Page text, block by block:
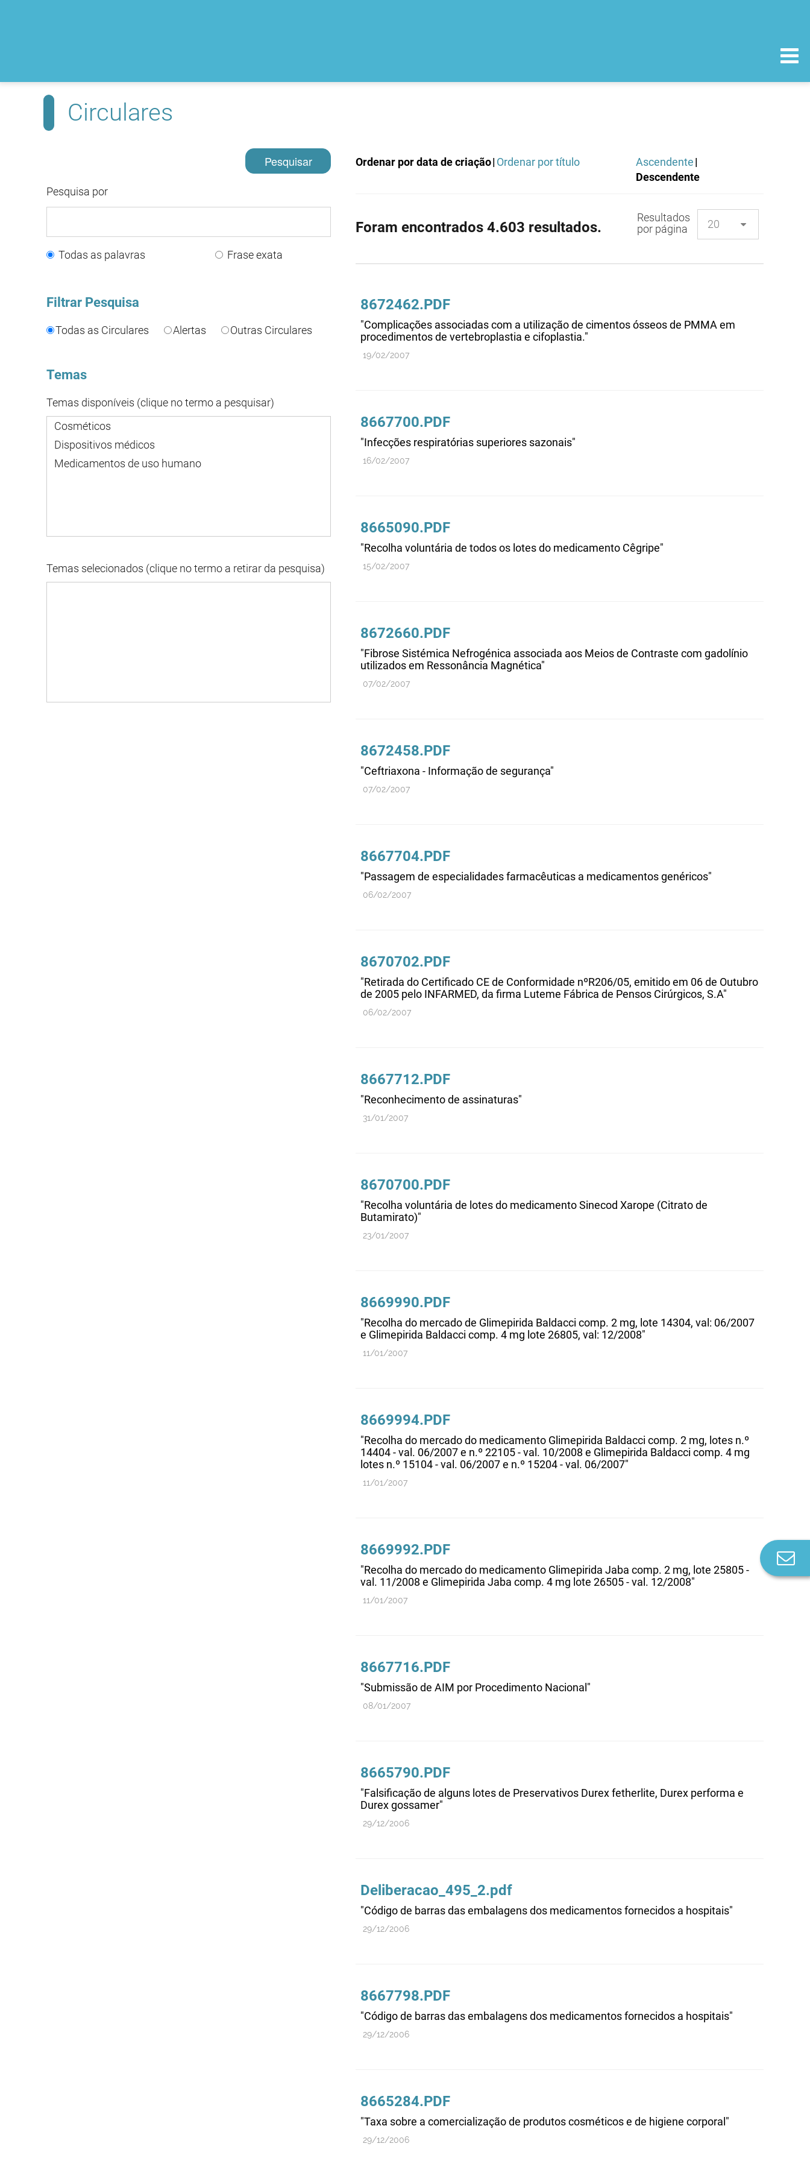
Circulares
Pesquisar
Pesquisa por
Todas as palavras Frase exata
Filtrar Pesquisa
Todas as Circulares Alertas Outras Circulares
Temas
Temas disponíveis (clique no termo a pesquisar)
Cosméticos
Dispositivos médicos
Medicamentos de uso humano
Temas selecionados (clique no termo a retirar da pesquisa)
Ordenar por data de criação| Ordenar por título Ascendente|
Descendente
Foram encontrados 4.603 resultados.
Resultados
por página
8672462.PDF
"Complicações associadas com a utilização de cimentos ósseos de PMMA em
procedimentos de vertebroplastia e cifoplastia."
19/02/2007
8667700.PDF
"Infecções respiratórias superiores sazonais"
16/02/2007
8665090.PDF
"Recolha voluntária de todos os lotes do medicamento Cêgripe"
15/02/2007
8672660.PDF
"Fibrose Sistémica Nefrogénica associada aos Meios de Contraste com gadolínio
utilizados em Ressonância Magnética"
07/02/2007
8672458.PDF
"Ceftriaxona - Informação de segurança"
07/02/2007
8667704.PDF
"Passagem de especialidades farmacêuticas a medicamentos genéricos"
06/02/2007
8670702.PDF
"Retirada do Certificado CE de Conformidade nºR206/05, emitido em 06 de Outubro
de 2005 pelo INFARMED, da firma Luteme Fábrica de Pensos Cirúrgicos, S.A"
06/02/2007
8667712.PDF
"Reconhecimento de assinaturas"
31/01/2007
8670700.PDF
"Recolha voluntária de lotes do medicamento Sinecod Xarope (Citrato de
Butamirato)"
23/01/2007
8669990.PDF
"Recolha do mercado de Glimepirida Baldacci comp. 2 mg, lote 14304, val: 06/2007
e Glimepirida Baldacci comp. 4 mg lote 26805, val: 12/2008"
11/01/2007
8669994.PDF
"Recolha do mercado do medicamento Glimepirida Baldacci comp. 2 mg, lotes n.º
14404 - val. 06/2007 e n.º 22105 - val. 10/2008 e Glimepirida Baldacci comp. 4 mg
lotes n.º 15104 - val. 06/2007 e n.º 15204 - val. 06/2007"
11/01/2007
8669992.PDF
"Recolha do mercado do medicamento Glimepirida Jaba comp. 2 mg, lote 25805 -
val. 11/2008 e Glimepirida Jaba comp. 4 mg lote 26505 - val. 12/2008"
11/01/2007
8667716.PDF
"Submissão de AIM por Procedimento Nacional"
08/01/2007
8665790.PDF
"Falsificação de alguns lotes de Preservativos Durex fetherlite, Durex performa e
Durex gossamer"
29/12/2006
Deliberacao_495_2.pdf
"Código de barras das embalagens dos medicamentos fornecidos a hospitais"
29/12/2006
8667798.PDF
"Código de barras das embalagens dos medicamentos fornecidos a hospitais"
29/12/2006
8665284.PDF
"Taxa sobre a comercialização de produtos cosméticos e de higiene corporal"
29/12/2006